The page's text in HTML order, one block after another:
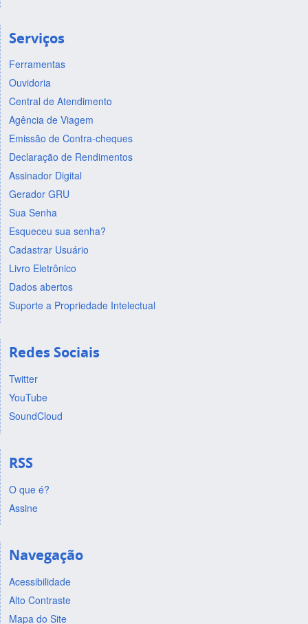
Serviços
Ferramentas
Ouvidoria
Central de Atendimento
Agência de Viagem
Emissão de Contra-cheques
Declaração de Rendimentos
Assinador Digital
Gerador GRU
Sua Senha
Esqueceu sua senha?
Cadastrar Usuário
Livro Eletrônico
Dados abertos
Suporte a Propriedade Intelectual
Redes Sociais
Twitter
YouTube
SoundCloud
RSS
O que é?
Assine
Navegação
Acessibilidade
Alto Contraste
Mapa do Site